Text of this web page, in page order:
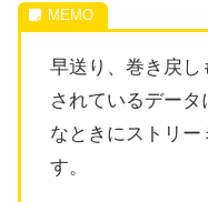
早送り、巻き戻
されているデー
なときにストリー
す。